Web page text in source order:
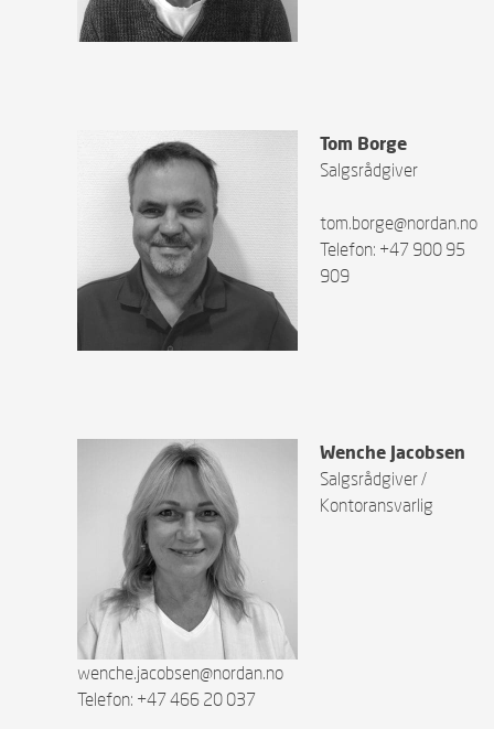
Tom Borge
Salgsrådgiver
tom.borge@nordan.no
Telefon: +47 900 95
909
Wenche Jacobsen
Salgsrådgiver /
Kontoransvarlig
wenche.jacobsen@nordan.no
Telefon: +47 466 20 037